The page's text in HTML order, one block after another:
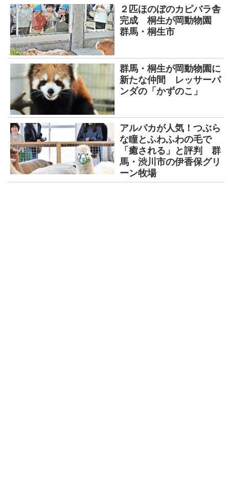
２匹ほのぼのカピバラ舎
完成 桐生が岡動物園
群馬・桐生市
群馬・桐生が岡動物園に
新たな仲間 レッサーパ
ンダの「かずのこ」
アルパカが人気！つぶら
な瞳とふわふわの毛で
「癒される」と評判 群
馬・渋川市の伊香保グリ
ーン牧場